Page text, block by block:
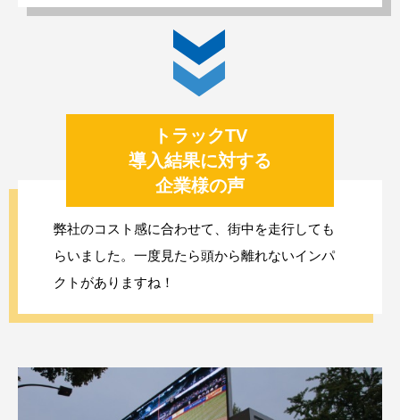
トラックTV
導入結果に対する
企業様の声
弊社のコスト感に合わせて、街中を走行しても
らいました。一度見たら頭から離れないインパ
クトがありますね！